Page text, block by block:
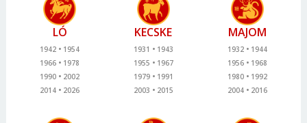
LÓ
1942
1954
1966
1978
1990
2002
2014
2026
KECSKE
1931
1943
1955
1967
1979
1991
2003
2015
MAJOM
1932
1944
1956
1968
1980
1992
2004
2016